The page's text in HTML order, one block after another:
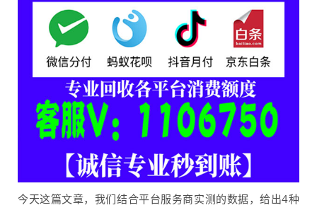
今天这篇文章，我们结合平台服务商实测的数据，给出4种